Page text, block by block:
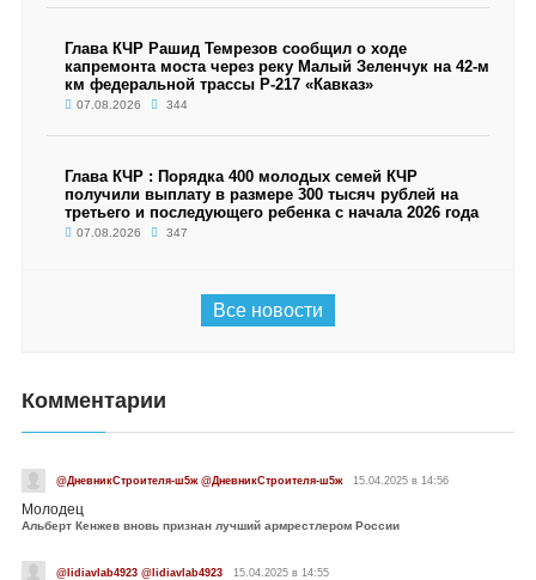
Глава КЧР Рашид Темрезов сообщил о ходе
капремонта моста через реку Малый Зеленчук на 42-м
км федеральной трассы Р-217 «Кавказ»
07.08.2026 344
Глава КЧР : Порядка 400 молодых семей КЧР
получили выплату в размере 300 тысяч рублей на
третьего и последующего ребенка с начала 2026 года
07.08.2026 347
Все новости
Комментарии
@ДневникСтроителя-ш5ж @ДневникСтроителя-ш5ж 15.04.2025 в 14:56
Молодец
Альберт Кенжев вновь признан лучший армрестлером России
@lidiavlab4923 @lidiavlab4923 15.04.2025 в 14:55